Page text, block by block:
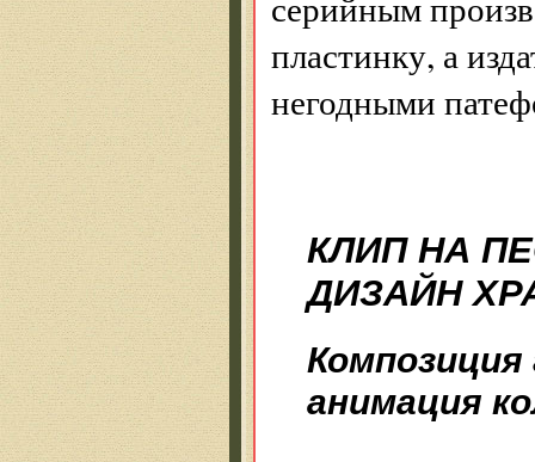
пластинку, а
негодными
КЛИП НА
ДИЗАЙН
анимация